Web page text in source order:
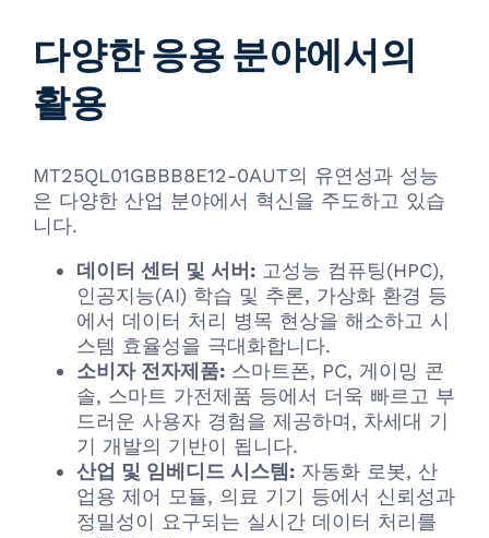
다양한 응용 분야에서의
활용
MT25QL01GBBB8E12-0AUT의 유연성과 성능
은 다양한 산업 분야에서 혁신을 주도하고 있습
니다.
데이터 센터 및 서버: 고성능 컴퓨팅(HPC),
인공지능(AI) 학습 및 추론, 가상화 환경 등
에서 데이터 처리 병목 현상을 해소하고 시
스템 효율성을 극대화합니다.
소비자 전자제품: 스마트폰, PC, 게이밍 콘
솔, 스마트 가전제품 등에서 더욱 빠르고 부
드러운 사용자 경험을 제공하며, 차세대 기
기 개발의 기반이 됩니다.
산업 및 임베디드 시스템: 자동화 로봇, 산
업용 제어 모듈, 의료 기기 등에서 신뢰성과
정밀성이 요구되는 실시간 데이터 처리를